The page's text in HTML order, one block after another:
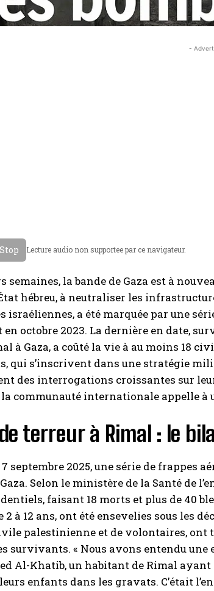
-
Stop Lecture audio non supportee par ce navigateur.
semaines, la bande de Gaza est à
hébreu, à neutraliser les
israéliennes, a été marquée par une
octobre 2023. La dernière en date,
à Gaza, a coûté la vie à au moins 18
qui s’inscrivent dans une stratégie
des interrogations croissantes sur
communauté internationale appelle à
terreur à Rimal : le
septembre 2025, une série de frappes
Gaza. Selon le ministère de la Santé de
faisant 18 morts et plus de 40
à 12 ans, ont été ensevelies sous les
palestinienne et de volontaires,
survivants. « Nous avons entendu une
Al-Khatib, un habitant de Rimal ayant
enfants dans les gravats. C’était